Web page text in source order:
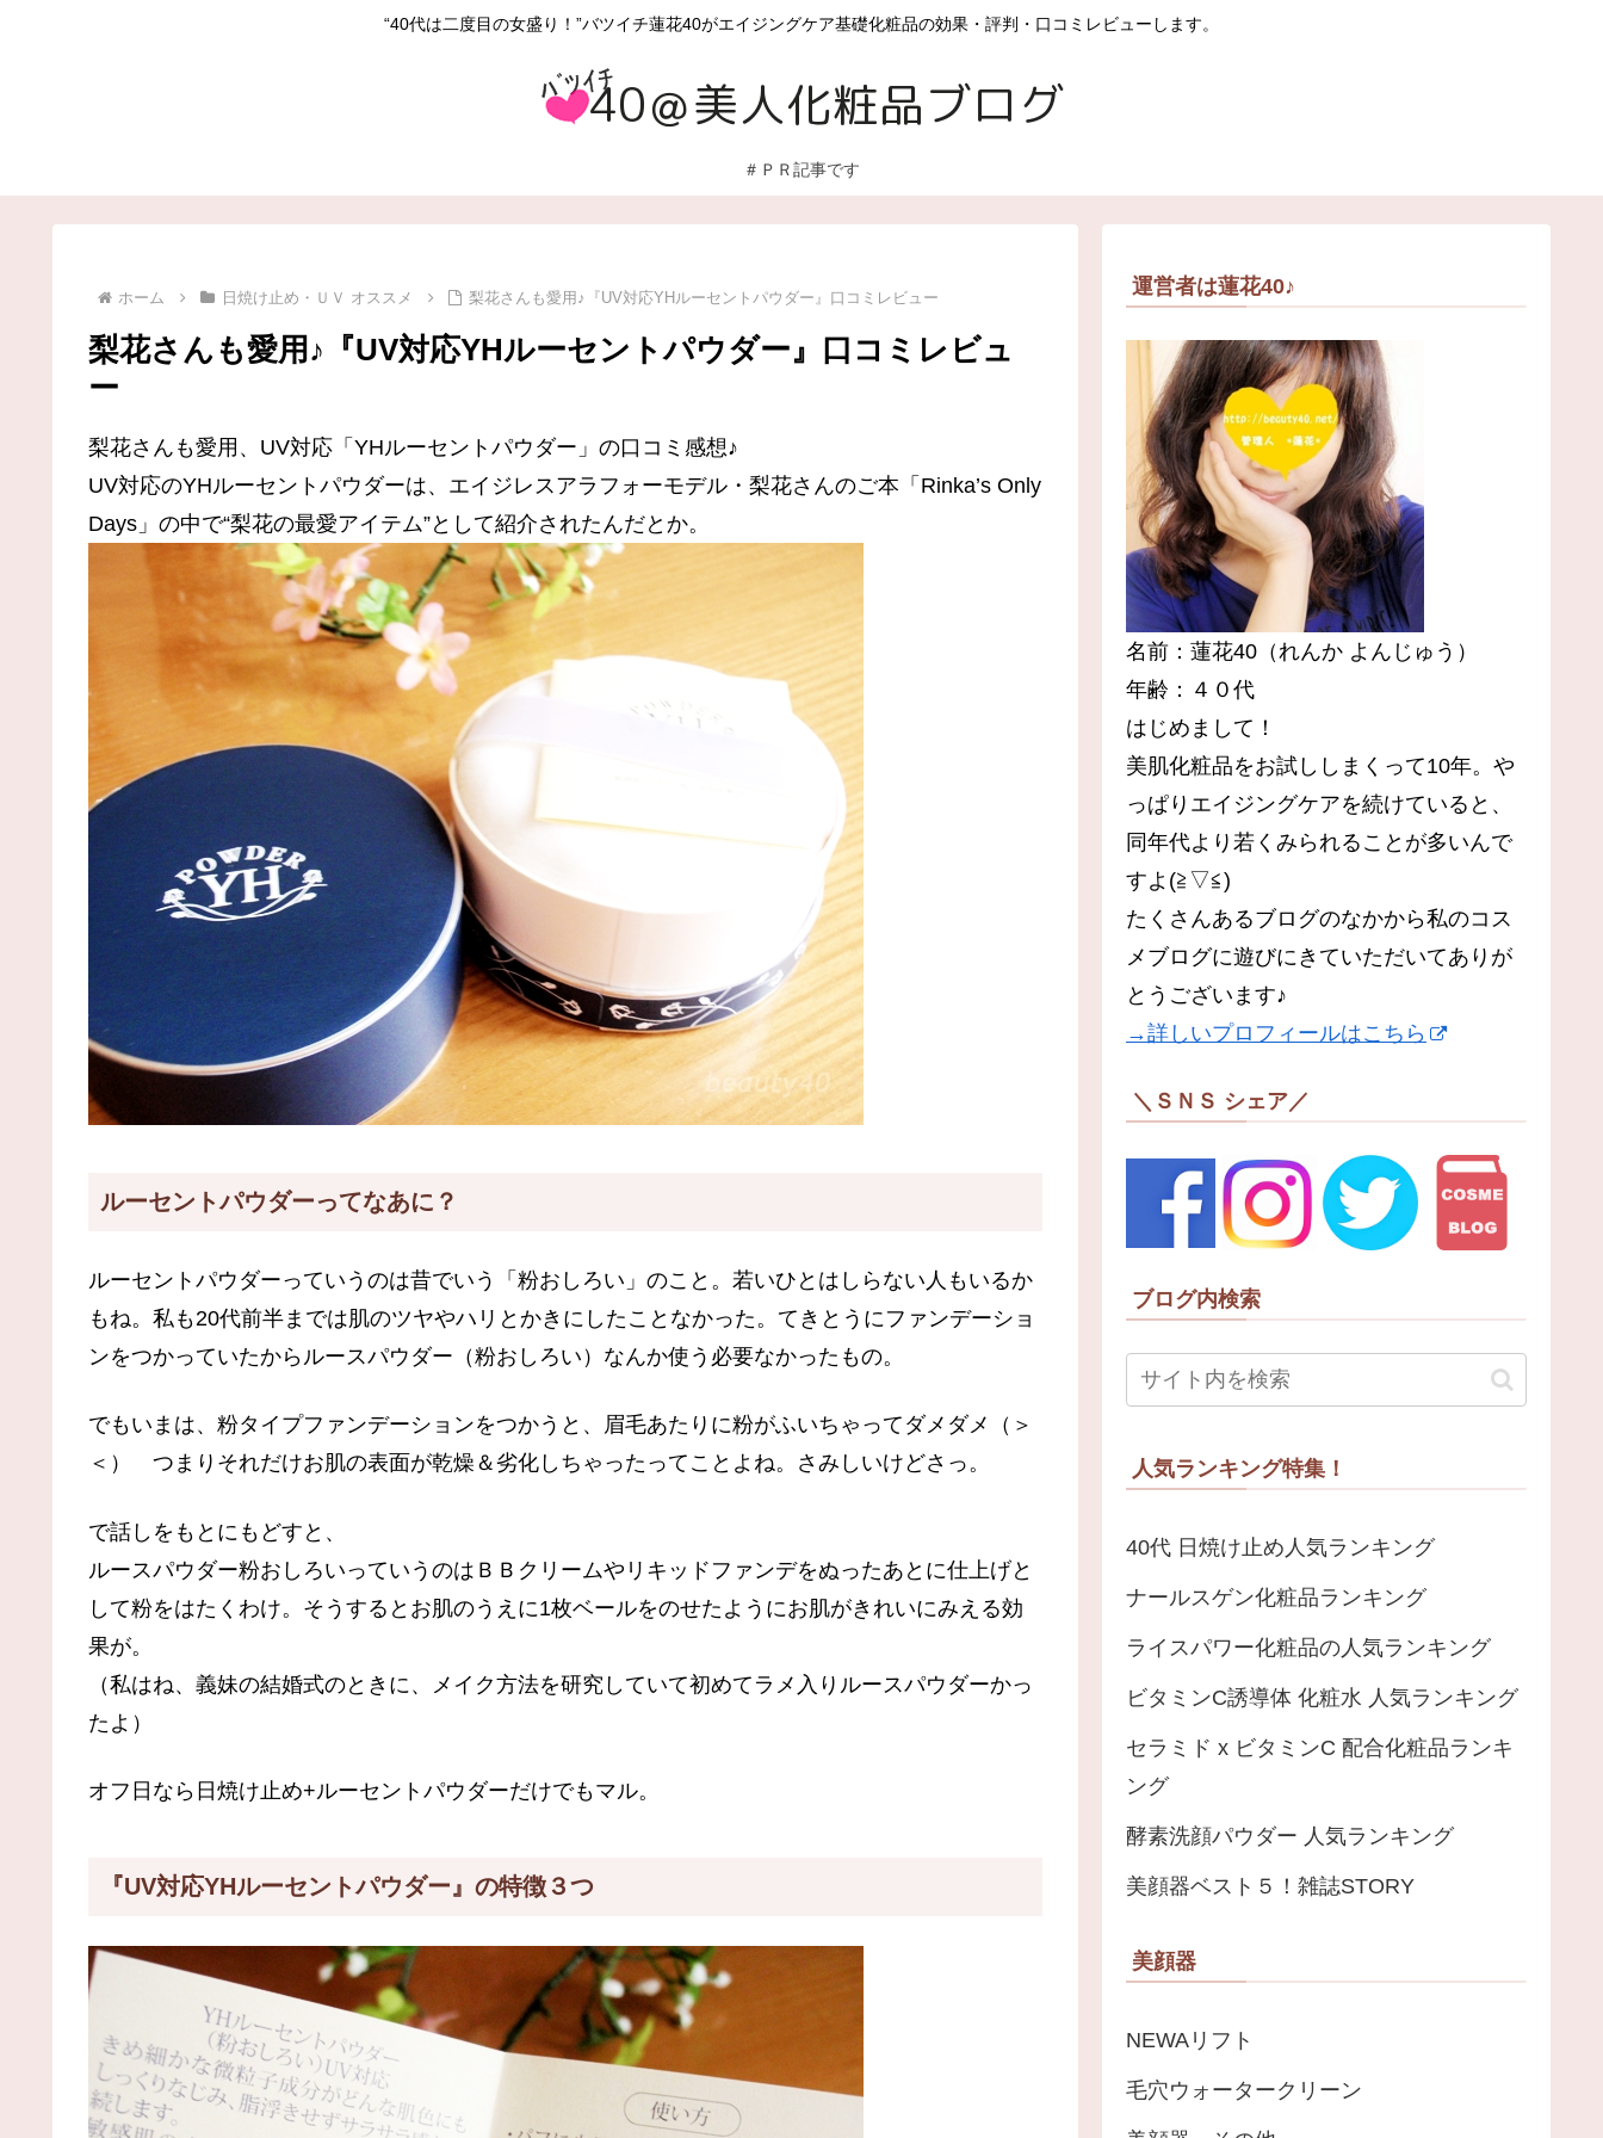
“40代は二度目の女盛り！”バツイチ蓮花40がエイジングケア基礎化粧品の効果・評判・口コミレビューします。
＃ＰＲ記事です
ホーム 日焼け止め・ＵＶ オススメ 梨花さんも愛用♪『UV対応YHルーセントパウダー』口コミレビュー
梨花さんも愛用♪『UV対応YHルーセントパウダー』口コミレビュ
ー
梨花さんも愛用、UV対応「YHルーセントパウダー」の口コミ感想♪
UV対応のYHルーセントパウダーは、エイジレスアラフォーモデル・梨花さんのご本「Rinka’s Only
Days」の中で“梨花の最愛アイテム”として紹介されたんだとか。
ルーセントパウダーってなあに？
ルーセントパウダーっていうのは昔でいう「粉おしろい」のこと。若いひとはしらない人もいるか
もね。私も20代前半までは肌のツヤやハリとかきにしたことなかった。てきとうにファンデーショ
ンをつかっていたからルースパウダー（粉おしろい）なんか使う必要なかったもの。
でもいまは、粉タイプファンデーションをつかうと、眉毛あたりに粉がふいちゃってダメダメ（＞
＜） つまりそれだけお肌の表面が乾燥＆劣化しちゃったってことよね。さみしいけどさっ。
で話しをもとにもどすと、
ルースパウダー粉おしろいっていうのはＢＢクリームやリキッドファンデをぬったあとに仕上げと
して粉をはたくわけ。そうするとお肌のうえに1枚ベールをのせたようにお肌がきれいにみえる効
果が。
（私はね、義妹の結婚式のときに、メイク方法を研究していて初めてラメ入りルースパウダーかっ
たよ）
オフ日なら日焼け止め+ルーセントパウダーだけでもマル。
『UV対応YHルーセントパウダー』の特徴３つ
運営者は蓮花40♪
名前：蓮花40（れんか よんじゅう）
年齢：４０代
はじめまして！
美肌化粧品をお試ししまくって10年。や
っぱりエイジングケアを続けていると、
同年代より若くみられることが多いんで
すよ(≧▽≦)
たくさんあるブログのなかから私のコス
メブログに遊びにきていただいてありが
とうございます♪
→詳しいプロフィールはこちら
＼ＳＮＳ シェア／
ブログ内検索
人気ランキング特集！
40代 日焼け止め人気ランキング
ナールスゲン化粧品ランキング
ライスパワー化粧品の人気ランキング
ビタミンC誘導体 化粧水 人気ランキング
セラミド x ビタミンC 配合化粧品ランキ
ング
酵素洗顔パウダー 人気ランキング
美顔器ベスト５！雑誌STORY
美顔器
NEWAリフト
毛穴ウォータークリーン